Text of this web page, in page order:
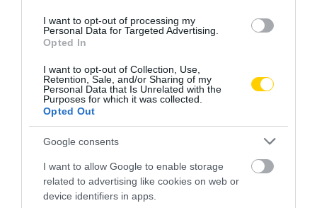
I want to opt-out of processing my
Personal Data for Targeted Advertising.
Opted In
I want to opt-out of Collection, Use,
Retention, Sale, and/or Sharing of my
Personal Data that Is Unrelated with the
Purposes for which it was collected.
Opted Out
Google consents
I want to allow Google to enable storage
related to advertising like cookies on web or
device identifiers in apps.